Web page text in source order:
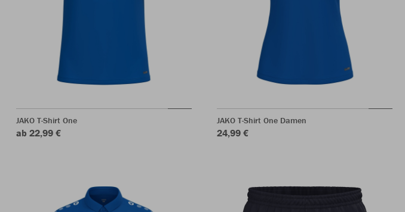
JAKO T-Shirt One
ab 22,99 €
JAKO T-Shirt One Damen
24,99 €